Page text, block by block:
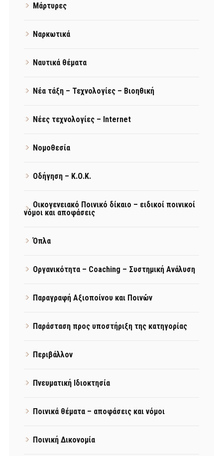
Μάρτυρες
Ναρκωτικά
Ναυτικά θέματα
Νέα τάξη – Τεχνολογίες – Βιοηθική
Νέες τεχνολογίες – Internet
Νομοθεσία
Οδήγηση – Κ.Ο.Κ.
Οικογενειακό Ποινικό δίκαιο – ειδικοί ποινικοί
νόμοι και αποφάσεις
Όπλα
Οργανικότητα – Coaching – Συστημική Ανάλυση
Παραγραφή Αξιοποίνου και Ποινών
Παράσταση προς υποστήριξη της κατηγορίας
Περιβάλλον
Πνευματική Ιδιοκτησία
Ποινικά θέματα – αποφάσεις και νόμοι
Ποινική Δικονομία